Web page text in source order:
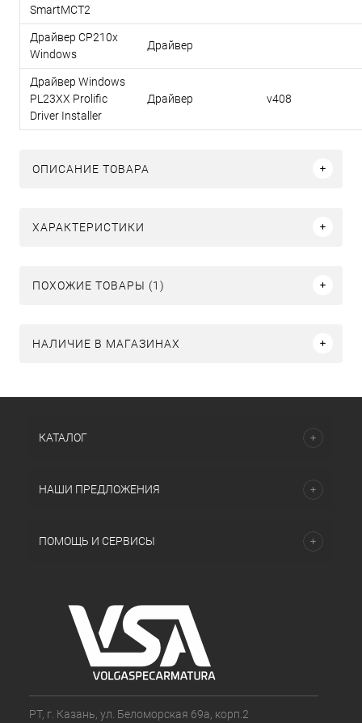
SmartMCT2
Драйвер CP210x
Windows
Драйвер
Драйвер Windows
PL23XX Prolific
Driver Installer
Драйвер v408
ОПИСАНИЕ ТОВАРА
ХАРАКТЕРИСТИКИ
ПОХОЖИЕ ТОВАРЫ (1)
НАЛИЧИЕ В МАГАЗИНАХ
КАТАЛОГ
НАШИ ПРЕДЛОЖЕНИЯ
ПОМОЩЬ И СЕРВИСЫ
РТ, г. Казань, ул. Беломорская 69а, корп.2